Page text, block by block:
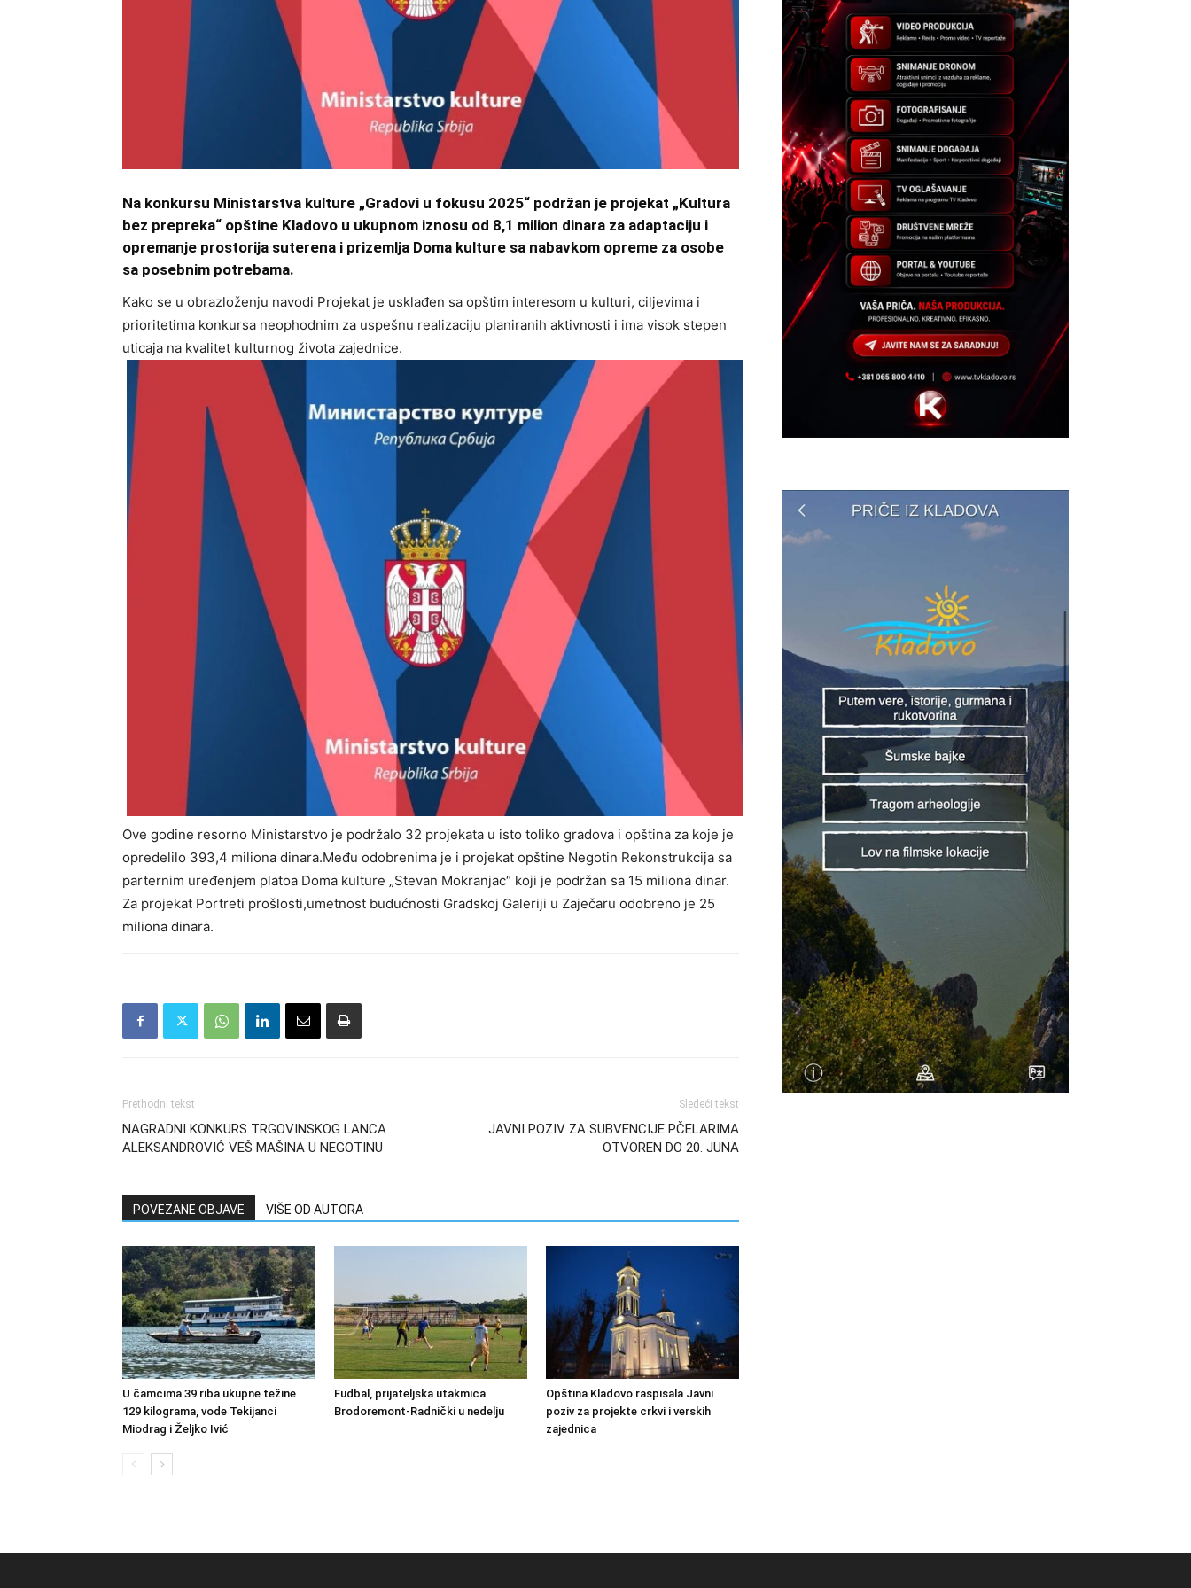
Na konkursu Ministarstva kulture „Gradovi u fokusu 2025“ podržan je projekat „Kultura
bez prepreka“ opštine Kladovo u ukupnom iznosu od 8,1 milion dinara za adaptaciju i
opremanje prostorija suterena i prizemlja Doma kulture sa nabavkom opreme za osobe
sa posebnim potrebama.
Kako se u obrazloženju navodi Projekat je usklađen sa opštim interesom u kulturi, ciljevima i
prioritetima konkursa neophodnim za uspešnu realizaciju planiranih aktivnosti i ima visok stepen
uticaja na kvalitet kulturnog života zajednice.
Ove godine resorno Ministarstvo je podržalo 32 projekata u isto toliko gradova i opština za koje je
opredelilo 393,4 miliona dinara.Među odobrenima je i projekat opštine Negotin Rekonstrukcija sa
parternim uređenjem platoa Doma kulture „Stevan Mokranjac“ koji je podržan sa 15 miliona dinar.
Za projekat Portreti prošlosti,umetnost budućnosti Gradskoj Galeriji u Zaječaru odobreno je 25
miliona dinara.
Prethodni tekst
NAGRADNI KONKURS TRGOVINSKOG LANCA
ALEKSANDROVIĆ VEŠ MAŠINA U NEGOTINU
Sledeći tekst
JAVNI POZIV ZA SUBVENCIJE PČELARIMA
OTVOREN DO 20. JUNA
POVEZANE OBJAVE VIŠE OD AUTORA
U čamcima 39 riba ukupne težine
129 kilograma, vode Tekijanci
Miodrag i Željko Ivić
Fudbal, prijateljska utakmica
Brodoremont-Radnički u nedelju
Opština Kladovo raspisala Javni
poziv za projekte crkvi i verskih
zajednica